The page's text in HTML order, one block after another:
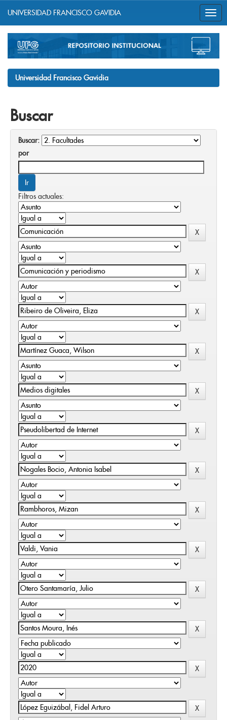
navigation
UNIVERSIDAD FRANCISCO GAVIDIA
Universidad Francisco Gavidia
Buscar
Buscar:
por
Filtros actuales: